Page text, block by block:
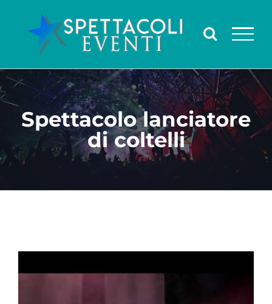
contenuto
Spettacolo lanciatore
di coltelli
immagine